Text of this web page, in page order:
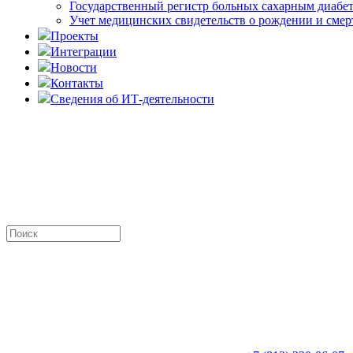
Государственный регистр больных сахарным
Учет медицинских свидетельств о рождении и
Проекты
Интеграции
Новости
Контакты
Сведения об ИТ-деятельности